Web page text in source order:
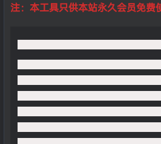
注：本工具只供本站永久会员免费